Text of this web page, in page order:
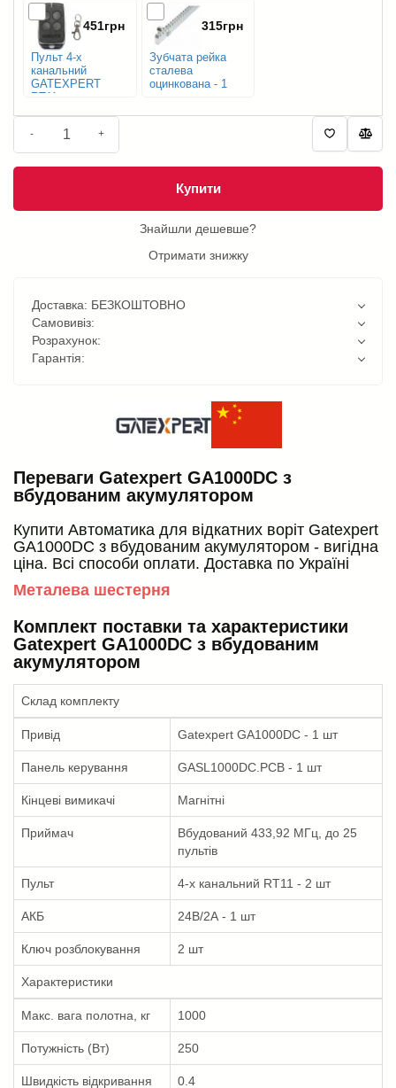
Пульт 4-х
канальний
GATEXPERT
RT11
451грн
Зубчата рейка
сталева
оцинкована - 1
315грн
- +
Купити
Знайшли дешевше?
Отримати знижку
Доставка: БЕЗКОШТОВНО
Самовивіз:
Розрахунок:
Гарантія:
Переваги Gatexpert GA1000DC з
вбудованим акумулятором
Купити Автоматика для відкатних воріт Gatexpert
GA1000DC з вбудованим акумулятором - вигідна
ціна. Всі способи оплати. Доставка по Україні
Металева шестерня
Комплект поставки та характеристики
Gatexpert GA1000DC з вбудованим
акумулятором
Склад комплекту
Привід Gatexpert GA1000DC - 1 шт
Панель керування GASL1000DC.PCB - 1 шт
Кінцеві вимикачі Магнітні
Приймач
Вбудований 433,92 МГц, до 25
пультів
Пульт 4-х канальний RT11 - 2 шт
АКБ 24В/2А - 1 шт
Ключ розблокування 2 шт
Характеристики
Макс. вага полотна, кг 1000
Потужність (Вт) 250
Швидкість відкривання 0.4